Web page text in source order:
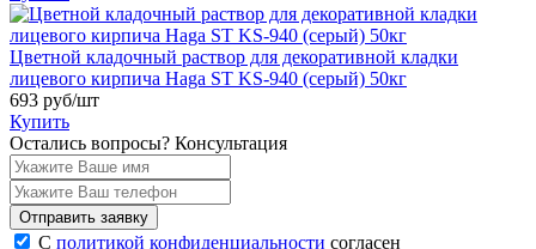
Цветной кладочный раствор для декоративной кладки
лицевого кирпича Haga ST KS-940 (серый) 50кг
693 руб/шт
Купить
Остались вопросы? Консультация
Отправить заявку
С политикой конфиденциальности согласен